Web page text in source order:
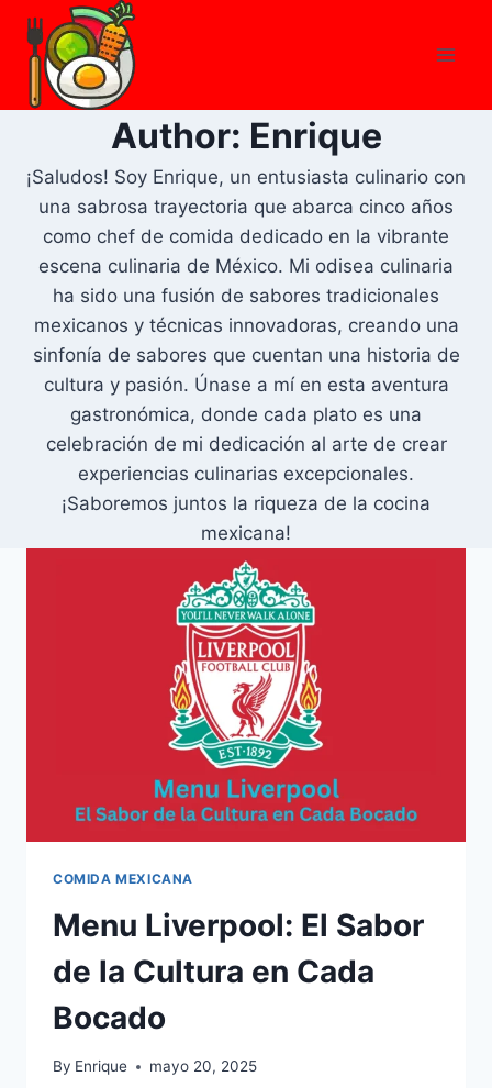
Skip
content
Author: Enrique
¡Saludos! Soy Enrique, un entusiasta culinario con
una sabrosa trayectoria que abarca cinco años
como chef de comida dedicado en la vibrante
escena culinaria de México. Mi odisea culinaria
ha sido una fusión de sabores tradicionales
mexicanos y técnicas innovadoras, creando una
sinfonía de sabores que cuentan una historia de
cultura y pasión. Únase a mí en esta aventura
gastronómica, donde cada plato es una
celebración de mi dedicación al arte de crear
experiencias culinarias excepcionales.
¡Saboremos juntos la riqueza de la cocina
mexicana!
COMIDA MEXICANA
Menu Liverpool: El Sabor
de la Cultura en Cada
Bocado
By Enrique mayo 20, 2025